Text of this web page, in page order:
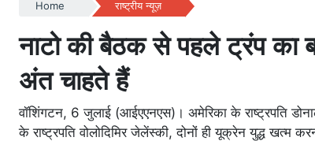
Home राष्ट्रीय न्यूज़
नाटो की बैठक से पहले ट्रंप का
अंत चाहते हैं
वॉशिंगटन, 6 जुलाई (आईएएनएस)। अमेरिका के राष्ट्रपति
के राष्ट्रपति वोलोदिमिर जेलेंस्की, दोनों ही यूक्रेन युद्ध खत्म